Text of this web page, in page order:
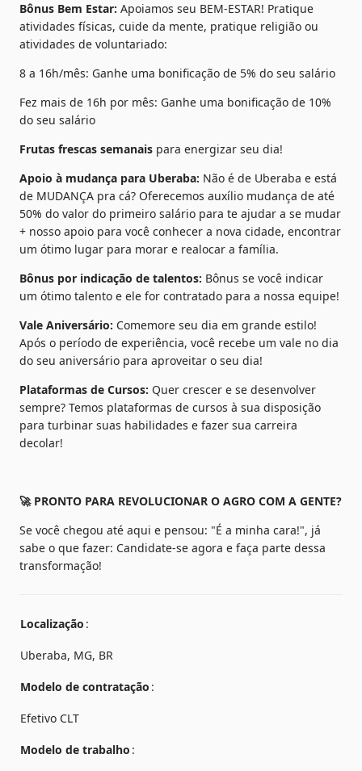
Bônus Bem Estar: Apoiamos seu BEM-ESTAR! Pratique
atividades físicas, cuide da mente, pratique religião ou
atividades de voluntariado:
8 a 16h/mês: Ganhe uma bonificação de 5% do seu salário
Fez mais de 16h por mês: Ganhe uma bonificação de 10%
do seu salário
Frutas frescas semanais para energizar seu dia!
Apoio à mudança para Uberaba: Não é de Uberaba e está
de MUDANÇA pra cá? Oferecemos auxílio mudança de até
50% do valor do primeiro salário para te ajudar a se mudar
+ nosso apoio para você conhecer a nova cidade, encontrar
um ótimo lugar para morar e realocar a família.
Bônus por indicação de talentos: Bônus se você indicar
um ótimo talento e ele for contratado para a nossa equipe!
Vale Aniversário: Comemore seu dia em grande estilo!
Após o período de experiência, você recebe um vale no dia
do seu aniversário para aproveitar o seu dia!
Plataformas de Cursos: Quer crescer e se desenvolver
sempre? Temos plataformas de cursos à sua disposição
para turbinar suas habilidades e fazer sua carreira
decolar!
🚀 PRONTO PARA REVOLUCIONAR O AGRO COM A GENTE?
Se você chegou até aqui e pensou: "É a minha cara!", já
sabe o que fazer: Candidate-se agora e faça parte dessa
transformação!
Localização
Uberaba, MG, BR
Modelo de contratação
Efetivo CLT
Modelo de trabalho